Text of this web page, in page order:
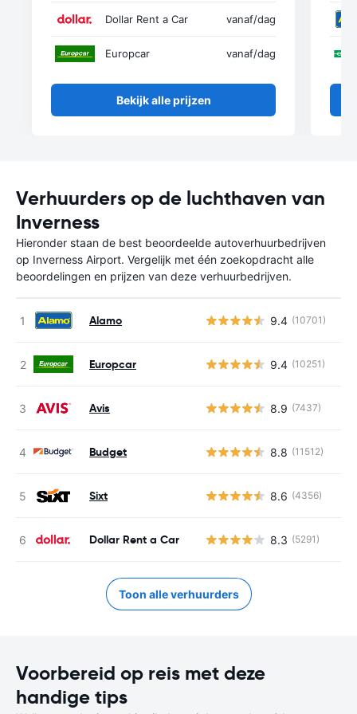
Dollar Rent a Car vanaf/dag
Europcar vanaf/dag
Bekijk alle prijzen
Verhuurders op de luchthaven van
Inverness
Hieronder staan de best beoordeelde autoverhuurbedrijven
op Inverness Airport. Vergelijk met één zoekopdracht alle
beoordelingen en prijzen van deze verhuurbedrijven.
Alamo 9.4 (10701)
Europcar 9.4 (10251)
Avis 8.9 (7437)
Budget 8.8 (11512)
Sixt 8.6 (4356)
Dollar Rent a Car 8.3 (5291)
Toon alle verhuurders
Voorbereid op reis met deze
handige tips